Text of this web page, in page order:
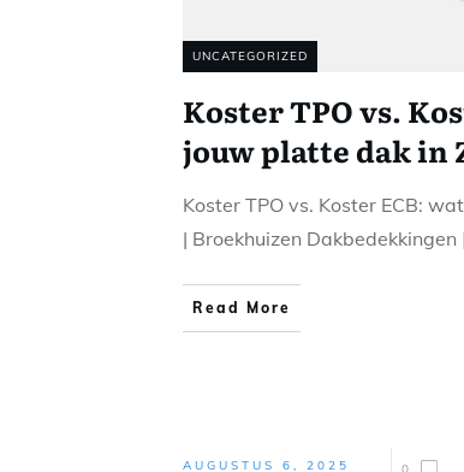
UNCATEGORIZED
Koster TPO vs.
jouw platte dak in
Koster TPO vs. Koster ECB:
| Broekhuizen
Read More
AUGUSTUS 6, 2025